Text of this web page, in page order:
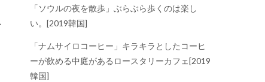
「ソウルの夜を散歩」ぶらぶら歩くのは楽し
い。[2019韓国]
「ナムサイロコーヒー」キラキラとしたコーヒ
ーが飲める中庭があるロースタリーカフェ[2019
韓国]